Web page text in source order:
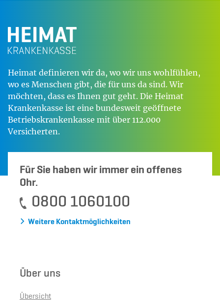
Heimat definieren wir da, wo wir uns wohlfühlen,
wo es Menschen gibt, die für uns da sind. Wir
möchten, dass es Ihnen gut geht. Die Heimat
Krankenkasse ist eine bundesweit geöffnete
Betriebskrankenkasse mit über 112.000
Versicherten.
Für Sie haben wir immer ein offenes
Ohr.
0800 1060100
Weitere Kontaktmöglichkeiten
Über uns
Übersicht